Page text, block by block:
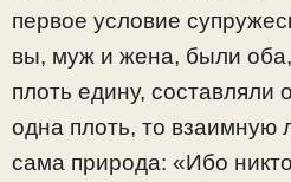
первое условие
вы, муж и жена, были
плоть едину, составляли
одна плоть, то взаимную
сама природа: «Ибо